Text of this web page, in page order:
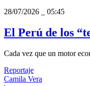
28/07/2026
05:45
El Perú de los
Cada vez que un motor
Reportaje
Camila Vera